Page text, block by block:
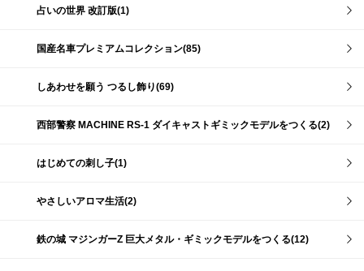
占いの世界 改訂版(1)
国産名車プレミアムコレクション(85)
しあわせを願う つるし飾り(69)
西部警察 MACHINE RS-1 ダイキャストギミックモデルをつくる(2)
はじめての刺し子(1)
やさしいアロマ生活(2)
鉄の城 マジンガーZ 巨大メタル・ギミックモデルをつくる(12)